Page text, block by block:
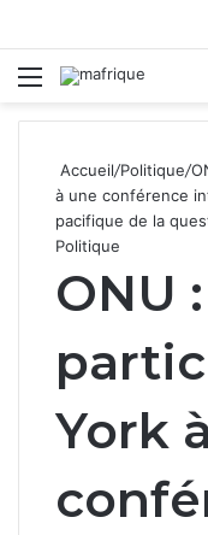
Menu
Accueil/Politique/
à une conférence
pacifique de la
Politique
ONU
York